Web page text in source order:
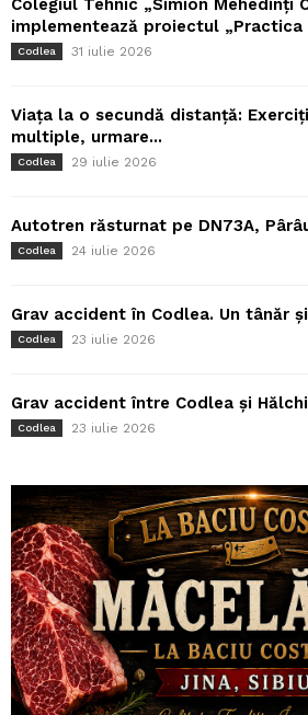
Colegiul Tehnic „Simion Mehedinți
implementează proiectul
Codlea 31 iulie 2026
Viața la o secundă distanță:
multiple, urmare...
Codlea 29 iulie 2026
Autotren răsturnat pe DN73A,
Codlea 24 iulie 2026
Grav accident în Codlea. Un tânăr
Codlea 23 iulie 2026
Grav accident între Codlea și
Codlea 23 iulie 2026